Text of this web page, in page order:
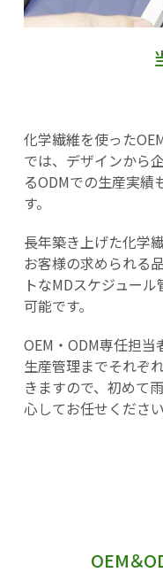
化学繊維を使った
では、デザインから
るODMでの生産実績
す。
長年築き上げた化学
お客様の求められる
トなMDスケジュー
可能です。
OEM・ODM専任担当
生産管理までそれぞ
きますので、初めて
心してお任せください
OEM＆